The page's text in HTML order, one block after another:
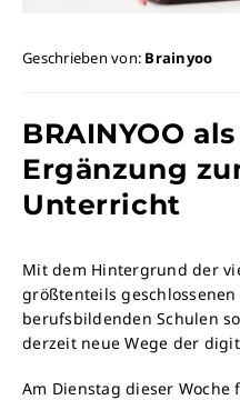
Geschrieben von: Brainyoo
BRAINYOO
Ergänzung
Unterricht
Mit dem Hintergrund der
größtenteils
berufsbildenden Schulen
derzeit neue Wege der
Am Dienstag dieser